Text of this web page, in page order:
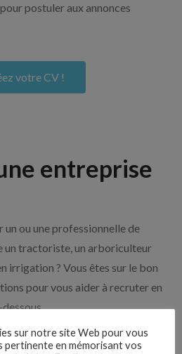
postuler aux annonces
votre CV !
entreprise
un ou une professionnelle de
un tractoriste, un arboriculteur
irrigation ? Vous êtes sur le bon
pour vous aider à recruter en
entreprises
sur notre site Web pour vous
pertinente en mémorisant vos